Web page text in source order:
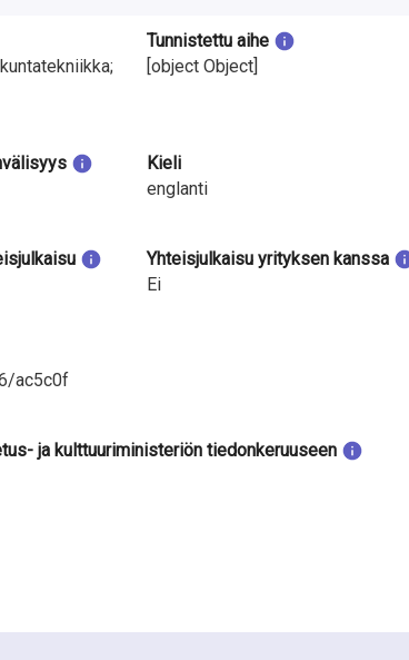
Tunnistettu aihe
[object Object]
Kieli
englanti
Yhteisjulkaisu yrityksen kanssa
Ei
ac5c0f
ja kulttuuriministeriön tiedonkeruuseen